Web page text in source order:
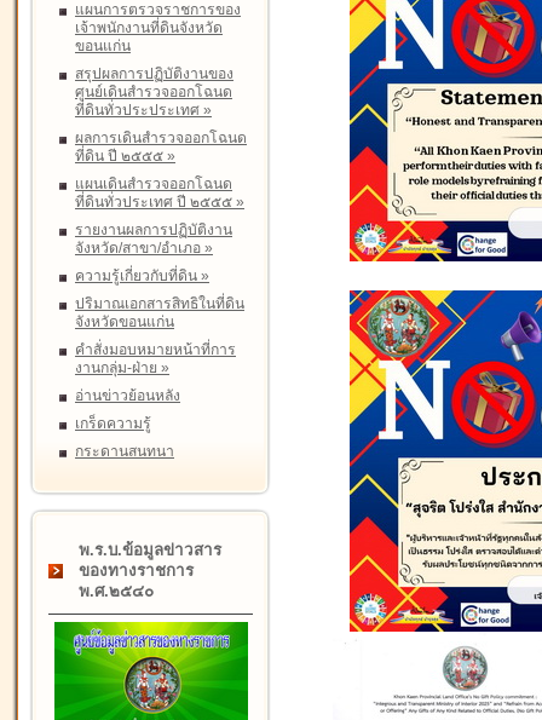
แผนการตรวจราชการของ
เจ้าพนักงานที่ดินจังหวัด
ขอนแก่น
สรุปผลการปฏิบัติงานของ
ศูนย์เดินสำรวจออกโฉนด
ที่ดินทั่วประประเทศ »
ผลการเดินสำรวจออกโฉนด
ที่ดิน ปี ๒๕๕๕ »
แผนเดินสำรวจออกโฉนด
ที่ดินทั่วประเทศ ปี ๒๕๕๕ »
รายงานผลการปฏิบัติงาน
จังหวัด/สาขา/อำเภอ »
ความรู้เกี่ยวกับที่ดิน »
ปริมาณเอกสารสิทธิในที่ดิน
จังหวัดขอนแก่น
คำสั่งมอบหมายหน้าที่การ
งานกลุ่ม-ฝ่าย »
อ่านข่าวย้อนหลัง
เกร็ดความรู้
กระดานสนทนา
พ.ร.บ.ข้อมูลข่าวสาร
ของทางราชการ
พ.ศ.๒๕๔๐